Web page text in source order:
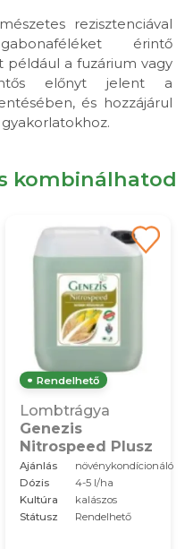
rezisztenciával
érintő
a fuzárium vagy
előnyt jelent a
és hozzájárul
kombinálhatod
Rendelhető
Lombtrágya
Genezis
Nitrospeed Plusz
Ajánlás
növénykondícionáló
Dózis
4-5 l/ha
Kultúra
kalászos
Státusz
Rendelhető